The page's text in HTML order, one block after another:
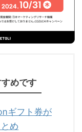
めです
ギフト券が
め